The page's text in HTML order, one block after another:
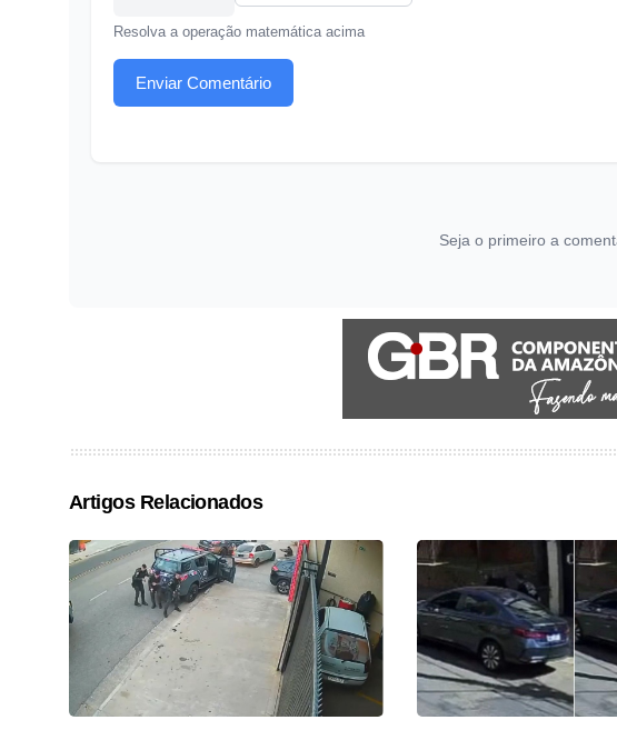
Resolva a operação matemática acima
Enviar Comentário
Seja o primeiro a
Artigos Relacionados